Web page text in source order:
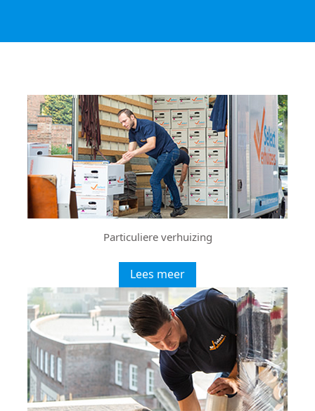
Particuliere verhuizing
Lees meer